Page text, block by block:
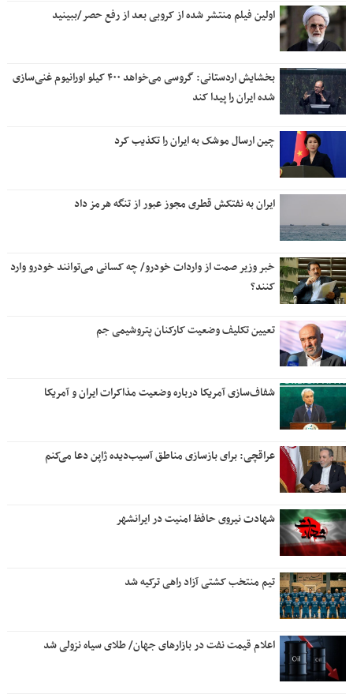
اولین فیلم منتشر شده از کروبی بعد از رفع حصر/ببینید
بخشایش اردستانی: گروسی می‌خواهد ۴۰۰ کیلو اورانیوم غنی‌سازی
شده ایران را پیدا کند
چین ارسال موشک به ایران را تکذیب کرد
ایران به نفتکش قطری مجوز عبور از تنگه هرمز داد
خبر وزیر صمت از واردات خودرو/ چه کسانی می‌توانند خودرو وارد
کنند؟
تعیین تکلیف وضعیت کارکنان پتروشیمی جم
شفاف‌سازی آمریکا درباره وضعیت مذاکرات ایران و آمریکا
عراقچی: برای بازسازی مناطق آسیب‌دیده ژاپن دعا می‌کنم
شهادت نیروی حافظ امنیت در ایرانشهر
تیم منتخب کشتی آزاد راهی ترکیه شد
اعلام قیمت نفت در بازارهای جهان/ طلای سیاه نزولی شد